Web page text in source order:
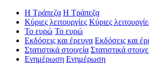
Η Τράπεζα Η Τράπεζα
Κύριες λειτουργίες Κύριες
Το ευρώ Το ευρώ
Εκδόσεις και έρευνα Εκδόσεις και
Στατιστικά στοιχεία Στατιστικά
Ενημέρωση Ενημέρωση